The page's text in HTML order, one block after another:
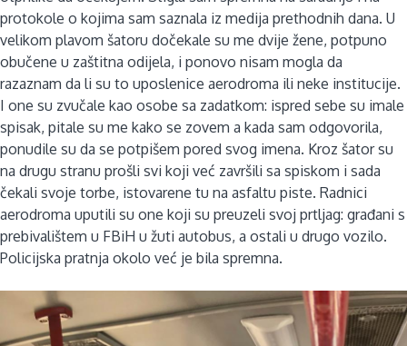
protokole o kojima sam saznala iz medija prethodnih dana. U
velikom plavom šatoru dočekale su me dvije žene, potpuno
obučene u zaštitna odijela, i ponovo nisam mogla da
razaznam da li su to uposlenice aerodroma ili neke institucije.
I one su zvučale kao osobe sa zadatkom: ispred sebe su imale
spisak, pitale su me kako se zovem a kada sam odgovorila,
ponudile su da se potpišem pored svog imena. Kroz šator su
na drugu stranu prošli svi koji već završili sa spiskom i sada
čekali svoje torbe, istovarene tu na asfaltu piste. Radnici
aerodroma uputili su one koji su preuzeli svoj prtljag: građani s
prebivalištem u FBiH u žuti autobus, a ostali u drugo vozilo.
Policijska pratnja okolo već je bila spremna.